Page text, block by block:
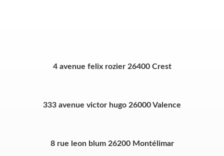
4 avenue felix rozier 26400 Crest
333 avenue victor hugo 26000 Valence
8 rue leon blum 26200 Montélimar